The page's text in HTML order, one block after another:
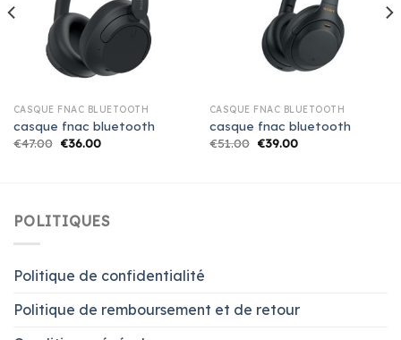
CASQUE FNAC BLUETOOTH
casque fnac bluetooth
€47.00 €36.00
CASQUE FNAC BLUETOOTH
casque fnac bluetooth
€51.00 €39.00
POLITIQUES
Politique de confidentialité
Politique de remboursement et de retour